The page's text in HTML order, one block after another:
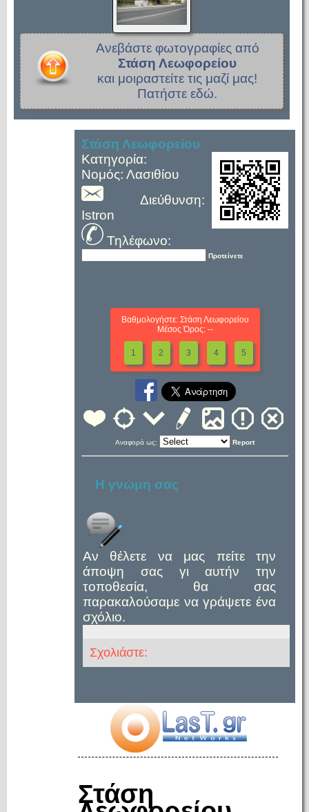
Ανεβάστε φωτογραφίες από
Στάση Λεωφορείου
και μοιραστείτε τις μαζί μας!
Πατήστε εδώ.
Στάση Λεωφορείου
Κατηγορία:
Νομός: Λασιθίου
Διεύθυνση:
Istron
Τηλέφωνο:
Προτείνετε
Βαθμολογήστε: Στάση Λεωφορείου
Μέσος Όρος: --
1 2 3 4 5
Αναφορά ως: Report
Η γνώμη σας
Αν θέλετε να μας πείτε την
άποψη σας γι αυτήν την
τοποθεσία, θα σας
παρακαλούσαμε να γράψετε ένα
σχόλιο.
Σχολιάστε:
Στάση